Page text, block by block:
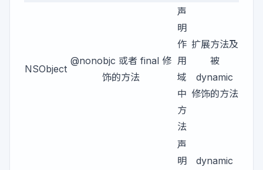
NSObject
@nonobjc 或者 final 修
饰的方法
声
明
作
用
域
中
方
法
扩展方法及
被
dynamic
修饰的方法
声
明
dynamic